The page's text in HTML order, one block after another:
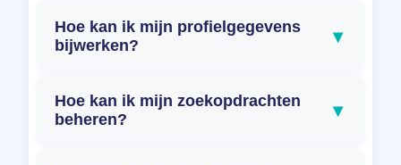
Hoe kan ik mijn profielgegevens
bijwerken?
▾
Hoe kan ik mijn zoekopdrachten
beheren?
▾